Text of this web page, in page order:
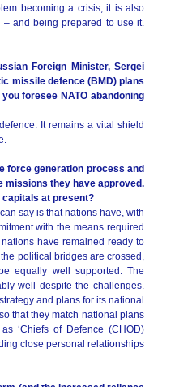
becoming a crisis, it is also
and being prepared to use it.
Foreign Minister, Sergei
missile defence (BMD) plans
foresee NATO abandoning
It remains a vital shield
force generation process and
missions they have approved.
capitals at present?
say is that nations have, with
with the means required
have remained ready to
political bridges are crossed,
equally well supported. The
well despite the challenges.
and plans for its national
that they match national plans
‘Chiefs of Defence (CHOD)
close personal relationships